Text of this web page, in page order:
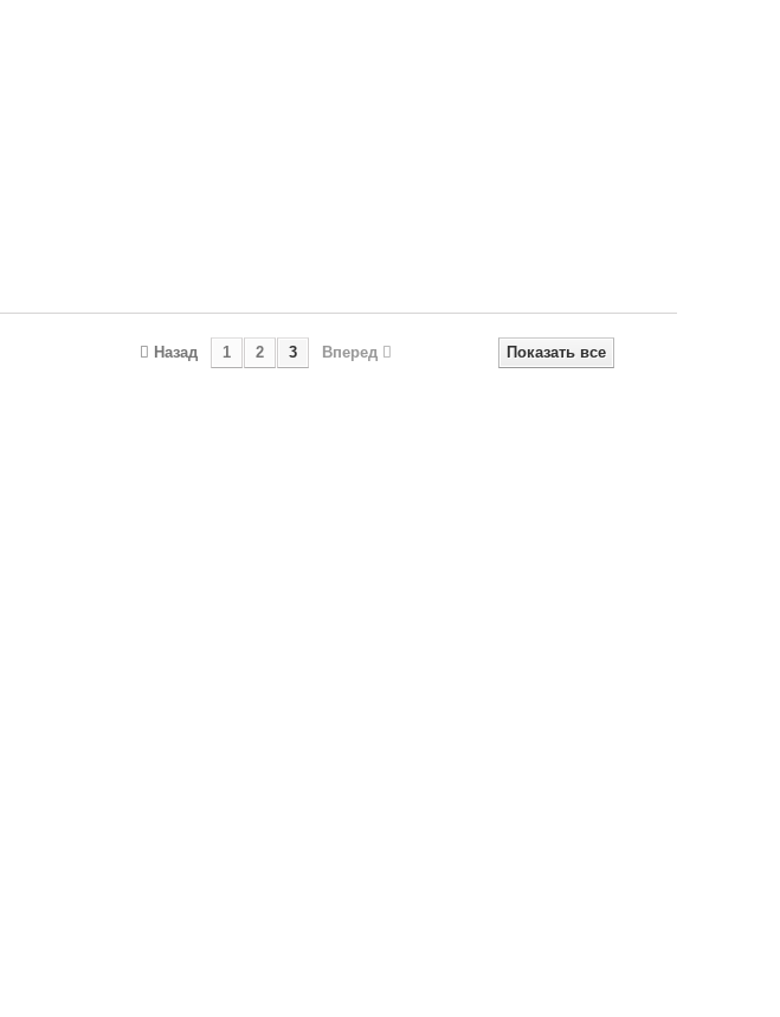
Показать все
Назад 1 2 3 Вперед